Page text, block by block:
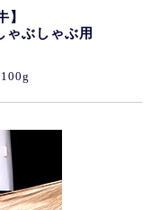
】
ぶしゃぶ用